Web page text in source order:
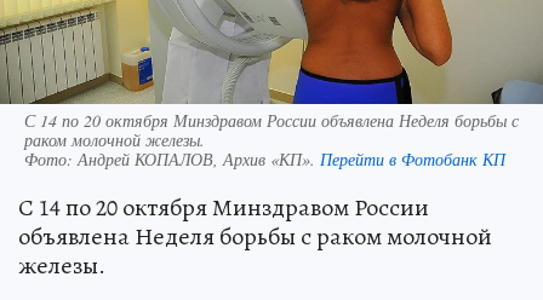
С 14 по 20 октября Минздравом России объявлена Неделя борьбы с
раком молочной железы.
Фото: Андрей КОПАЛОВ, Архив «КП». Перейти в Фотобанк КП
С 14 по 20 октября Минздравом России
объявлена Неделя борьбы с раком молочной
железы.